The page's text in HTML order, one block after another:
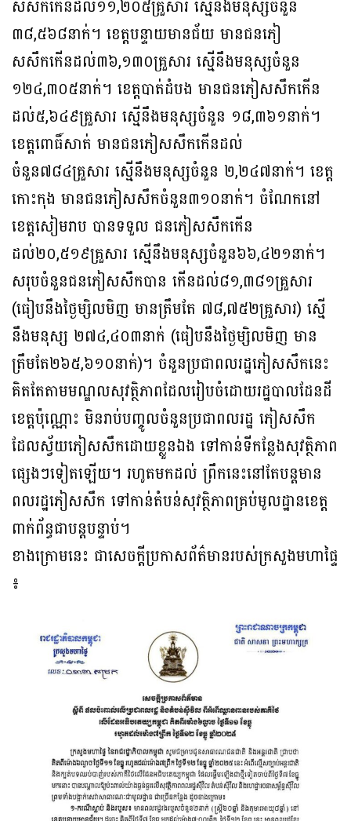
សសឹកកើនដល់១១,២០៥គ្រួសារ ស្មើនឹងមនុស្សចំនួន
៣៨,៥៦៨នាក់។ ខេត្តបន្ទាយមានជ័យ មានជនភៀ
សសឹកកើនដល់៣៦,១៣០គ្រួសារ ស្មើនឹងមនុស្សចំនួន
១២៤,៣០៥នាក់។ ខេត្តបាត់ដំបង មានជនភៀសសឹកកើន
ដល់៥,៦៤៩គ្រួសារ ស្មើនឹងមនុស្សចំនួន ១៨,៣៦១នាក់។
ខេត្តពោធិ៍សាត់ មានជនភៀសសឹកកើនដល់
ចំនួន៧៨៤គ្រួសារ ស្មើនឹងមនុស្សចំនួន ២,២៤៧នាក់។ ខេត្ត
កោះកុង មានជនភៀសសឹកចំនួន៣១០នាក់។ ចំណែកនៅ
ខេត្តសៀមរាប បានទទួល ជនភៀសសឹកកើន
ដល់២០,៥១៩គ្រួសារ ស្មើនឹងមនុស្សចំនួន៦៦,៤២១នាក់។
សរុបចំនួនជនភៀសសឹកបាន កើនដល់៨១,៣៨១គ្រួសារ
(ធៀបនឹងថ្ងៃម្សិលមិញ មានត្រឹមតែ ៧៨,៧៥២គ្រួសារ) ស្មើ
នឹងមនុស្ស ២៧៤,៤០៣នាក់ (ធៀបនឹងថ្ងៃម្សិលមិញ មាន
ត្រឹមតែ២៦៥,៦១០នាក់)។ ចំនួនប្រជាពលរដ្ឋភៀសសឹកនេះ
គិតតែតាមមណ្ឌលសុវត្ថិភាពដែលរៀបចំដោយរដ្ឋបាលដែនដី
ខេត្តប៉ុណ្ណោះ មិនរាប់បញ្ចូលចំនួនប្រជាពលរដ្ឋ ភៀសសឹក
ដែលស្វ័យភៀសសឹកដោយខ្លួនឯង ទៅកាន់ទីកន្លែងសុវត្ថិភាព
ផ្សេងៗទៀតឡើយ។ រហូតមកដល់ ព្រឹកនេះនៅតែបន្តមាន
ពលរដ្ឋភៀសសឹក ទៅកាន់តំបន់សុវត្ថិភាពគ្រប់មូលដ្ឋានខេត្ត
ពាក់ព័ន្ធជាបន្តបន្ទាប់។
ខាងក្រោមនេះ ជាសេចក្ដីប្រកាសព័ត៌មានរបស់ក្រសួងមហាផ្ទៃ
៖